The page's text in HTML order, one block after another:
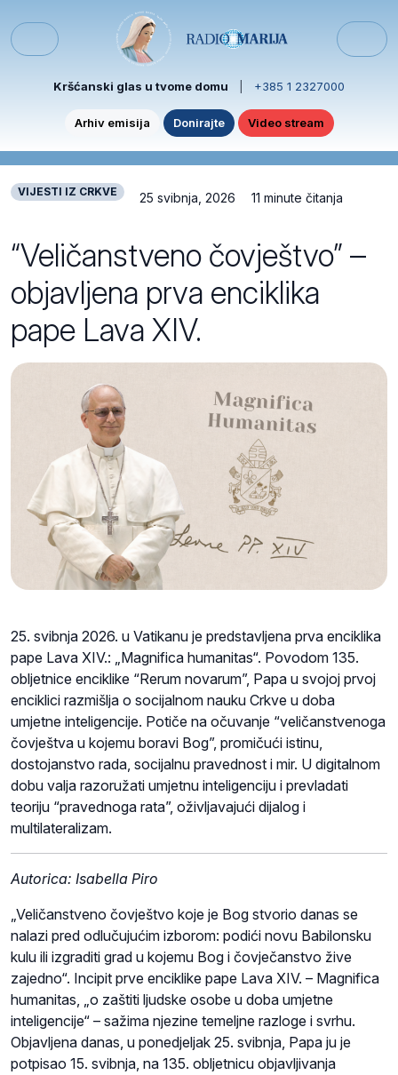
Menu
Kršćanski glas u tvome domu +385 1 2327000
Arhiv emisija Donirajte Video stream
VIJESTI IZ CRKVE 25 svibnja, 2026 11 minute čitanja
“Veličanstveno čovještvo” –
objavljena prva enciklika
pape Lava XIV.
25. svibnja 2026. u Vatikanu je predstavljena prva enciklika
pape Lava XIV.: „Magnifica humanitas“. Povodom 135.
obljetnice enciklike “Rerum novarum”, Papa u svojoj prvoj
enciklici razmišlja o socijalnom nauku Crkve u doba
umjetne inteligencije. Potiče na očuvanje “veličanstvenoga
čovještva u kojemu boravi Bog”, promičući istinu,
dostojanstvo rada, socijalnu pravednost i mir. U digitalnom
dobu valja razoružati umjetnu inteligenciju i prevladati
teoriju “pravednoga rata”, oživljavajući dijalog i
multilateralizam.
Autorica: Isabella Piro
„Veličanstveno čovještvo koje je Bog stvorio danas se
nalazi pred odlučujućim izborom: podići novu Babilonsku
kulu ili izgraditi grad u kojemu Bog i čovječanstvo žive
zajedno“. Incipit prve enciklike pape Lava XIV. – Magnifica
humanitas, „o zaštiti ljudske osobe u doba umjetne
inteligencije“ – sažima njezine temeljne razloge i svrhu.
Objavljena danas, u ponedjeljak 25. svibnja, Papa ju je
potpisao 15. svibnja, na 135. obljetnicu objavljivanja